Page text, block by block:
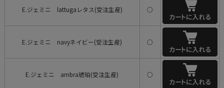
E.ジェミニ lattugaレタス(受注生産) ○
E.ジェミニ navyネイビー(受注生産) ○
E.ジェミニ ambra琥珀(受注生産) ○